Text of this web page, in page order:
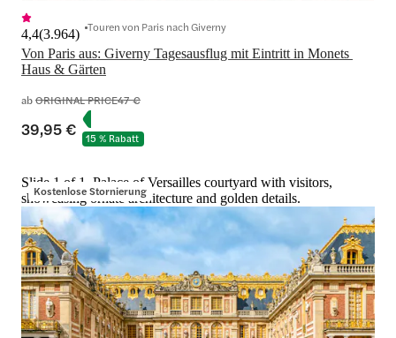
Von Paris aus: Giverny Tagesausflug mit Eintritt in Monets
Haus & Gärten
4,4(3.964) Touren von Paris nach Giverny
abORIGINAL PRICE47 €
39,95 € 15 % Rabatt
Kostenlose Stornierung
Slide 1 of 1, Palace of Versailles courtyard with visitors,
showcasing ornate architecture and golden details.